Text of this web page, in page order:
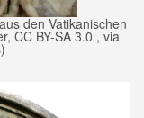
den Vatikanischen
CC BY-SA 3.0 , via